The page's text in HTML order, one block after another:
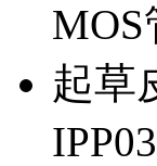
MOS
起草